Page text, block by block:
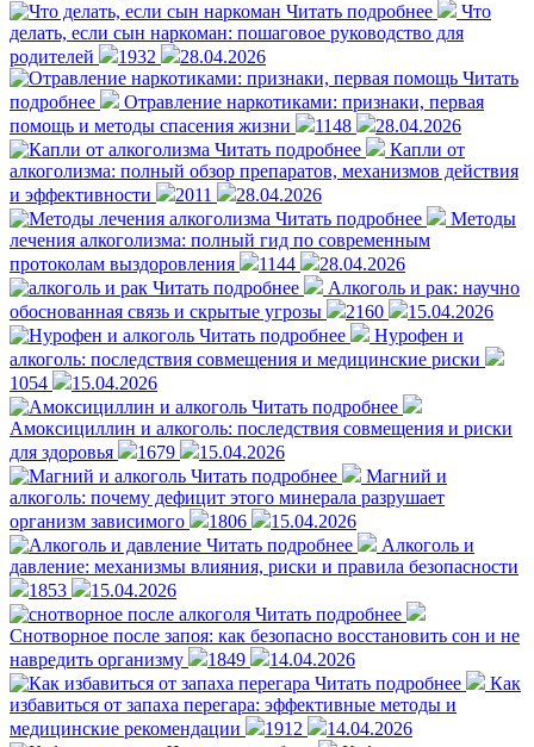
Читать подробнее
Что
делать, если сын наркоман: пошаговое руководство для
родителей
1932
28.04.2026
Читать
подробнее
Отравление наркотиками: признаки, первая
помощь и методы спасения жизни
1148
28.04.2026
Читать подробнее
Капли от
алкоголизма: полный обзор препаратов, механизмов действия
и эффективности
2011
28.04.2026
Читать подробнее
Методы
лечения алкоголизма: полный гид по современным
протоколам выздоровления
1144
28.04.2026
Читать подробнее
Алкоголь и рак: научно
обоснованная связь и скрытые угрозы
2160
15.04.2026
Читать подробнее
Нурофен и
алкоголь: последствия совмещения и медицинские риски
1054
15.04.2026
Читать подробнее
Амоксициллин и алкоголь: последствия совмещения и риски
для здоровья
1679
15.04.2026
Читать подробнее
Магний и
алкоголь: почему дефицит этого минерала разрушает
организм зависимого
1806
15.04.2026
Читать подробнее
Алкоголь и
давление: механизмы влияния, риски и правила безопасности
1853
15.04.2026
Читать подробнее
Снотворное после запоя: как безопасно восстановить сон и не
навредить организму
1849
14.04.2026
Читать подробнее
Как
избавиться от запаха перегара: эффективные методы и
медицинские рекомендации
1912
14.04.2026